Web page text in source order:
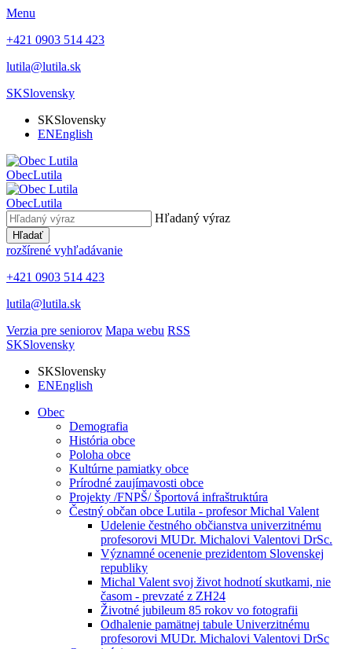
Menu
+421 0903 514 423
lutila@lutila.sk
SKSlovensky
SKSlovensky
ENEnglish
ObecLutila
ObecLutila
Hľadaný výraz
Hľadať
rozšírené vyhľadávanie
+421 0903 514 423
lutila@lutila.sk
Verzia pre seniorov Mapa webu RSS
SKSlovensky
SKSlovensky
ENEnglish
Obec
Demografia
História obce
Poloha obce
Kultúrne pamiatky obce
Prírodné zaujímavosti obce
Projekty /FNPŠ/ Športová infraštruktúra
Čestný občan obce Lutila - profesor Michal Valent
Udelenie čestného občianstva univerzitnému
profesorovi MUDr. Michalovi Valentovi DrSc.
Významné ocenenie prezidentom Slovenskej
republiky
Michal Valent svoj život hodnotí skutkami, nie
časom - prevzaté z ZH24
Životné jubileum 85 rokov vo fotografii
Odhalenie pamätnej tabule Univerzitnému
profesorovi MUDr. Michalovi Valentovi DrSc